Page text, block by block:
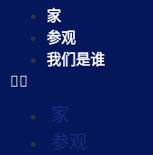
家
参观
我们是谁
家
参观